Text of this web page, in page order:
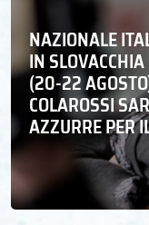
NAZIONALE
IN
(20-22
COLAROSSI
AZZURRE PER